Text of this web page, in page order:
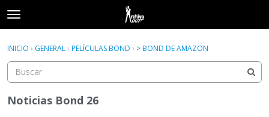
t
o
g
e
m
e
Acceder Registrarse
Acceder Registrarse
INICIO › GENERAL› PELÍCULAS BOND › > BOND DE AMAZON
Noticias Bond 26